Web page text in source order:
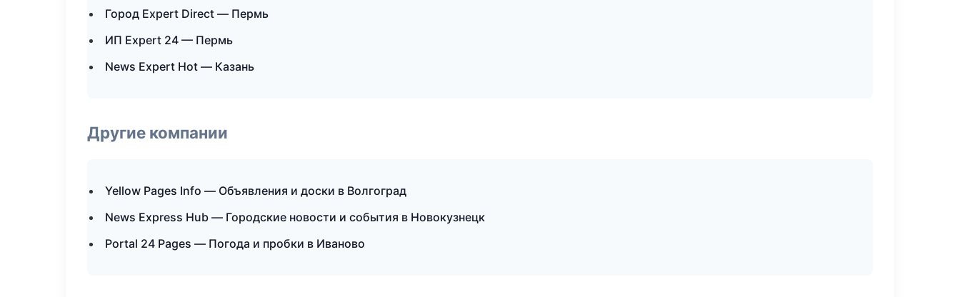
Город Expert Direct — Пермь
ИП Expert 24 — Пермь
News Expert Hot — Казань
Другие компании
Yellow Pages Info — Объявления и доски в Волгоград
News Express Hub — Городские новости и события в Новокузнецк
Portal 24 Pages — Погода и пробки в Иваново